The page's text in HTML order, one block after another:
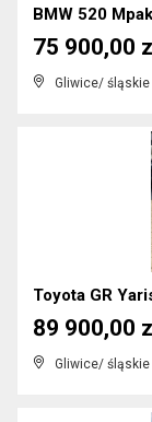
Gliwice/ śląskie
75 900,00
Gliwice/ śląskie
89 900,00